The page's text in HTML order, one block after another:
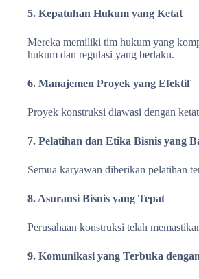
5. Kepatuhan Hukum yang Ketat
Mereka memiliki tim hukum yang
hukum dan regulasi yang berlaku.
6. Manajemen Proyek yang Efektif
Proyek konstruksi diawasi dengan
7. Pelatihan dan Etika Bisnis yang
Semua karyawan diberikan pelatihan
8. Asuransi Bisnis yang Tepat
Perusahaan konstruksi telah
9. Komunikasi yang Terbuka